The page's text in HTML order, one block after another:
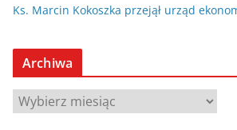
Ks. Marcin Kokoszka przejął urząd
Archiwa
A